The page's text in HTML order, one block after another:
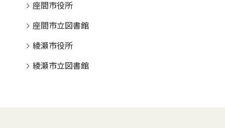
座間市役所
座間市立図書館
綾瀬市役所
綾瀬市立図書館